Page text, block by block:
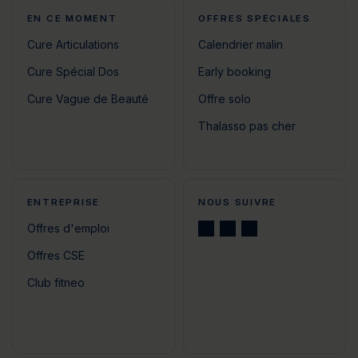
EN CE MOMENT
Cure Articulations
Cure Spécial Dos
Cure Vague de Beauté
OFFRES SPÉCIALES
Calendrier malin
Early booking
Offre solo
Thalasso pas cher
ENTREPRISE
Offres d'emploi
Offres CSE
Club fitneo
NOUS SUIVRE